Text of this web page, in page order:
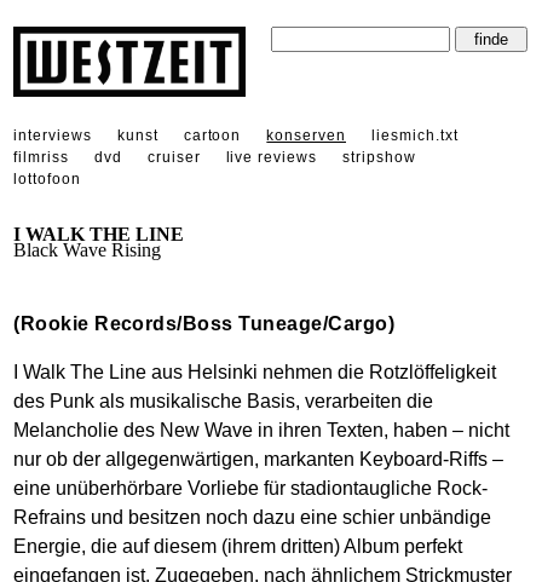
interviews kunst cartoon konserven
liesmich.txt
filmriss
dvd cruiser live reviews
stripshow
lottofoon
I WALK THE LINE
Black Wave Rising
(Rookie Records/Boss Tuneage/Cargo)
I Walk The Line aus Helsinki nehmen die Rotzlöffeligkeit
des Punk als musikalische Basis, verarbeiten die
Melancholie des New Wave in ihren Texten, haben – nicht
nur ob der allgegenwärtigen, markanten Keyboard-Riffs –
eine unüberhörbare Vorliebe für stadiontaugliche Rock-
Refrains und besitzen noch dazu eine schier unbändige
Energie, die auf diesem (ihrem dritten) Album perfekt
eingefangen ist. Zugegeben, nach ähnlichem Strickmuster